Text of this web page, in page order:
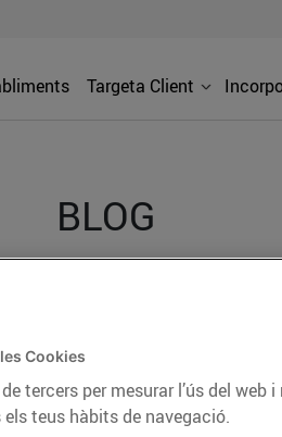
Targeta Client
BLOG
informació
territori i molts altres temes.
Cookies
tercers per mesurar l’ús del web
teus hàbits de navegació.